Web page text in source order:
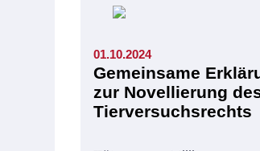
01.10.2024
Gemeinsame
zur Novellierung
Tierversuchsrechts